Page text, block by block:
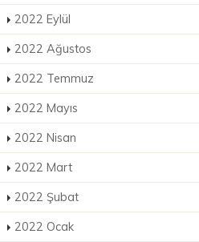
2022 Eylül
2022 Ağustos
2022 Temmuz
2022 Mayıs
2022 Nisan
2022 Mart
2022 Şubat
2022 Ocak